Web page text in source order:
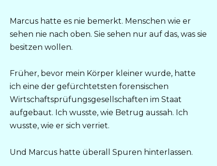
Marcus hatte es nie bemerkt. Menschen wie er
sehen nie nach oben. Sie sehen nur auf das, was sie
besitzen wollen.
Früher, bevor mein Körper kleiner wurde, hatte
ich eine der gefürchtetsten forensischen
Wirtschaftsprüfungsgesellschaften im Staat
aufgebaut. Ich wusste, wie Betrug aussah. Ich
wusste, wie er sich verriet.
Und Marcus hatte überall Spuren hinterlassen.